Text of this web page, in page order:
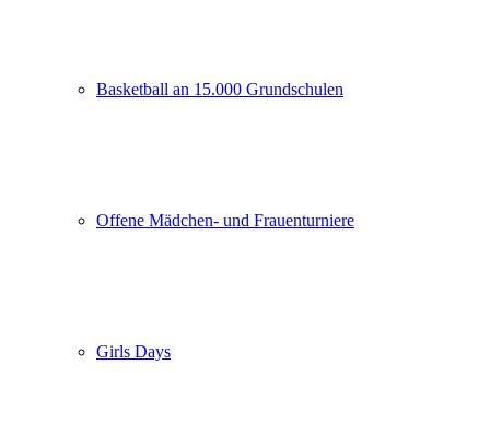
Basketball an 15.000 Grundschulen
Offene Mädchen- und Frauenturniere
Girls Days